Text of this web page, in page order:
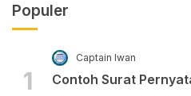
Populer
1
Captain Iwan
Contoh Surat